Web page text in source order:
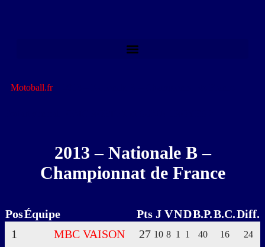
Motoball.fr>
2013 – Nationale B –
Championnat de France
PosÉquipe Pts J VNDB.P.B.C.Diff.
1
MBC VAISON 27 10 8 1 1 40 16 24